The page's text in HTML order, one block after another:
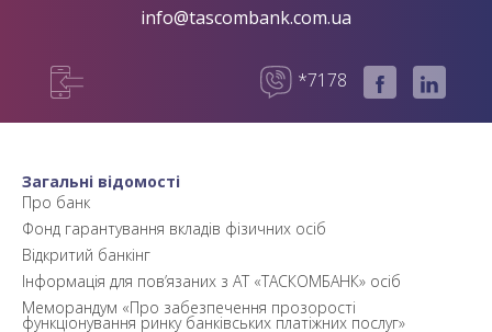
info@tascombank.com.ua
*7178
Загальні відомості
Про банк
Фонд гарантування вкладів фізичних осіб
Відкритий банкінг
Інформація для пов’язаних з АТ «ТАСКОМБАНК» осіб
Меморандум «Про забезпечення прозорості
функціонування ринку банківських платіжних послуг»